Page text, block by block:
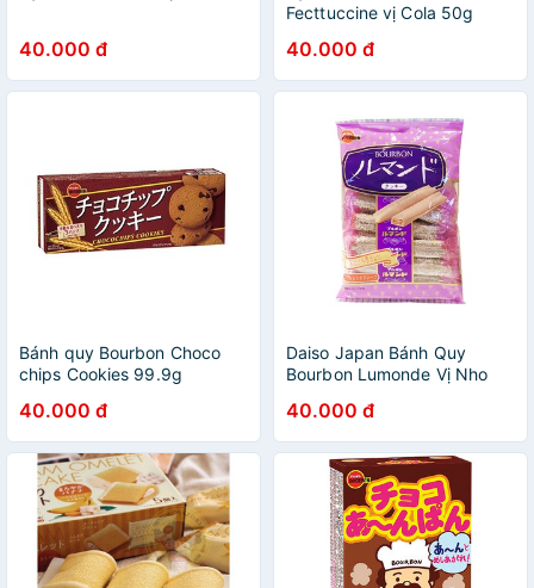
40.000 đ
Fecttuccine vị Cola 50g
40.000 đ
Bánh quy Bourbon Choco
chips Cookies 99.9g
40.000 đ
Daiso Japan Bánh Quy
Bourbon Lumonde Vị Nho
40.000 đ